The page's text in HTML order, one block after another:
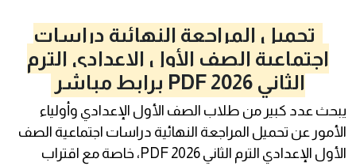
تحميل المراجعة النهائية دراسات
اجتماعية الصف الأول الإعدادي الترم
الثاني 2026 PDF برابط مباشر
عدد كبير من طلاب الصف الأول الإعدادي وأولياء
عن تحميل المراجعة النهائية دراسات اجتماعية الصف
الأول الإعدادي الترم الثاني 2026 PDF، خاصة مع اقتراب